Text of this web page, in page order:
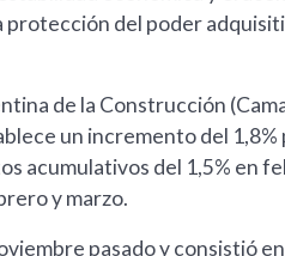
del poder
de la Construcción
un incremento del 1,8%
acumulativos del 1,5% en
y marzo.
pasado y consistió